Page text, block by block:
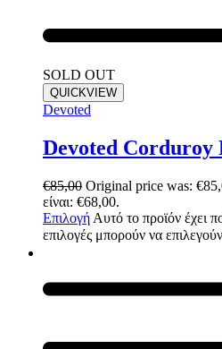
SOLD OUT
QUICKVIEW
Devoted
Devoted Corduroy
€85,00 Original price was:
είναι: €68,00.
Επιλογή Αυτό το προϊόν έχει
επιλογές μπορούν να